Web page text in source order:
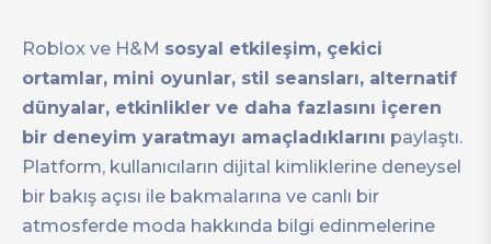
Roblox ve H&M sosyal etkileşim, çekici
ortamlar, mini oyunlar, stil seansları, alternatif
dünyalar, etkinlikler ve daha fazlasını içeren
bir deneyim yaratmayı amaçladıklarını paylaştı.
Platform, kullanıcıların dijital kimliklerine deneysel
bir bakış açısı ile bakmalarına ve canlı bir
atmosferde moda hakkında bilgi edinmelerine